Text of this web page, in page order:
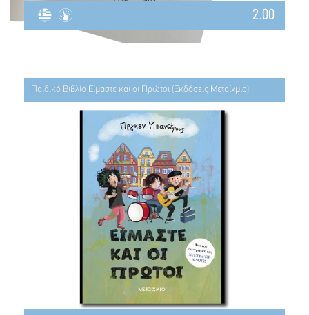
2.00
Παιδικό Βιβλίο Είμαστε και οι Πρώτοι (Εκδόσεις Μεταίχμιο)